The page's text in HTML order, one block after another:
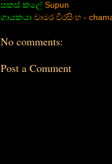
සකස් කලේ Supun
ගායකයා චාමර වීරසිංහ -
No comments:
Post a Comment